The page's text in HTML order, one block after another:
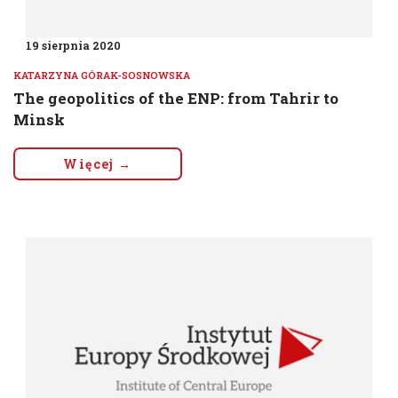
19 sierpnia 2020
KATARZYNA GÓRAK-SOSNOWSKA
The geopolitics of the ENP: from Tahrir to
Minsk
Więcej →